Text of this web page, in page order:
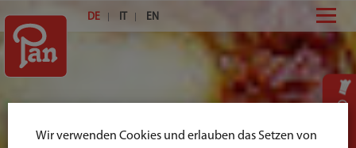
DE EN
Wir verwenden Cookies und erlauben das Setzen von